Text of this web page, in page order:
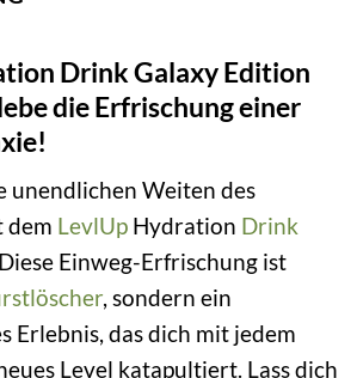
Drink Galaxy Edition
die Erfrischung einer
unendlichen Weiten des
dem LevlUp Hydration Drink
Einweg-Erfrischung ist
, sondern ein
Erlebnis, das dich mit jedem
Level katapultiert. Lass dich